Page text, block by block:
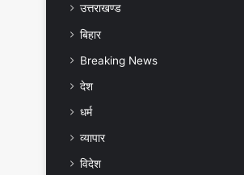
उत्तराखण्ड
बिहार
Breaking News
देश
धर्म
व्यापार
विदेश